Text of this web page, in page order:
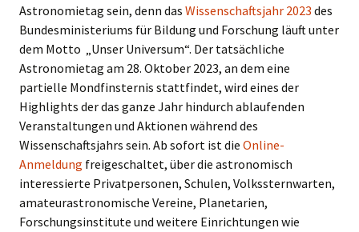
Astronomietag sein, denn dasWissenschaftsjahr 2023 des
Bundesministeriums für Bildung und Forschung läuft unter
dem Motto „Unser Universum“. Der tatsächliche
Astronomietag am 28. Oktober 2023, an dem eine
partielle Mondfinsternis stattfindet, wird eines der
Highlights der das ganze Jahr hindurch ablaufenden
Veranstaltungen und Aktionen während des
Wissenschaftsjahrs sein. Ab sofort ist dieOnline-
Anmeldung freigeschaltet, über die astronomisch
interessierte Privatpersonen, Schulen, Volkssternwarten,
amateurastronomische Vereine, Planetarien,
Forschungsinstitute und weitere Einrichtungen wie